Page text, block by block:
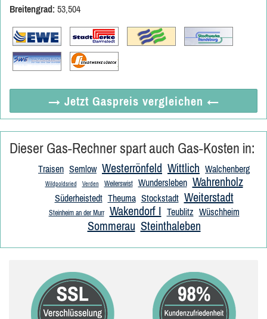
Breitengrad: 53,504
→ Jetzt Gaspreis vergleichen ←
Dieser Gas-Rechner spart auch Gas-Kosten in:
Traisen Semlow Westerrönfeld Wittlich Walchenberg
Wildpoldsried Verden Weilerswist Wundersleben Wahrenholz
Süderheistedt Theuma Stockstadt Weiterstadt
Steinheim an der Murr Wakendorf I Teublitz Wüschheim
Sommerau Steinthaleben